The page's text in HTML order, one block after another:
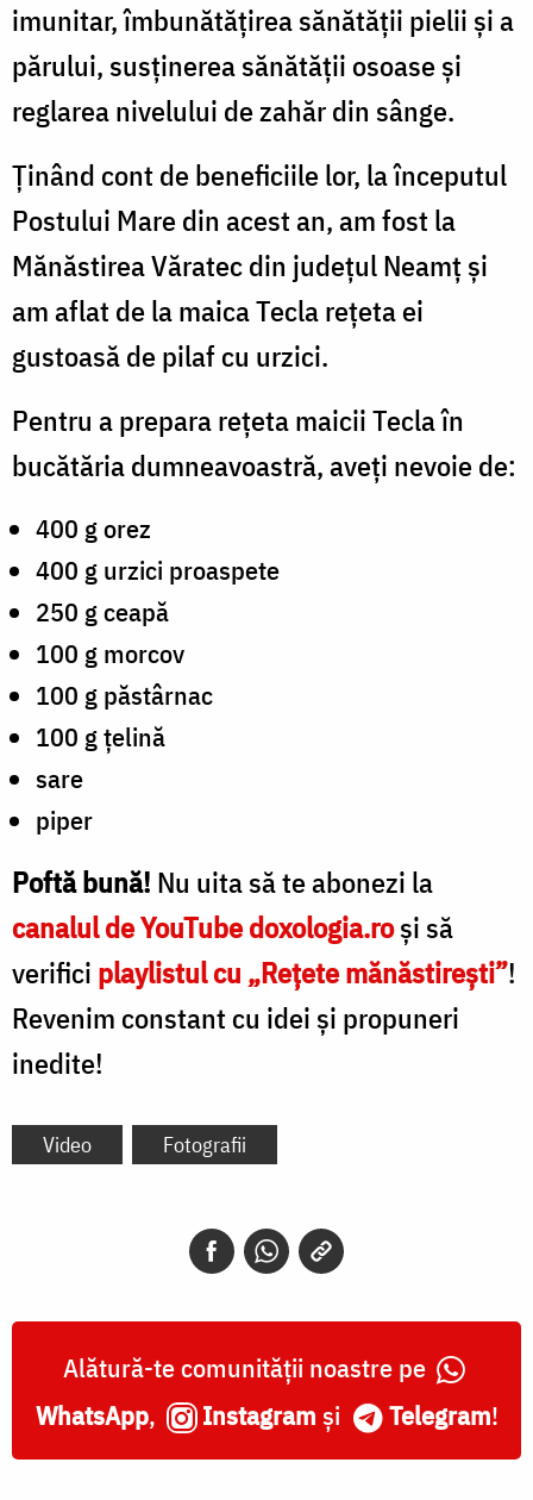
imunitar, îmbunătățirea sănătății pielii și a
părului, susținerea sănătății osoase și
reglarea nivelului de zahăr din sânge.
Ținând cont de beneficiile lor, la începutul
Postului Mare din acest an,am fost la
Mănăstirea Văratec din județul Neamț și
am aflat de la maica Tecla rețeta ei
gustoasă de pilaf cu urzici.
Pentru a prepara rețeta maicii Tecla în
bucătăria dumneavoastră, aveți nevoie de:
400 g orez
400 g urzici proaspete
250 g ceapă
100 g morcov
100 g păstârnac
100 g țelină
sare
piper
Poftă bună! Nu uitasă te abonezi la
canalul de YouTube doxologia.roși să
verifici playlistul cu „Rețete mănăstirești”!
Revenim constant cu idei și propuneri
inedite!
Video Fotografii
Alătură-te comunității noastre pe
WhatsApp, Instagram și Telegram!